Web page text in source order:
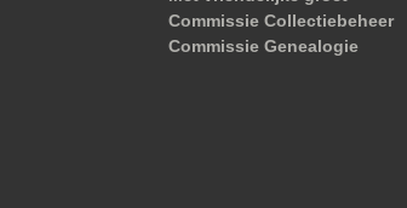
Commissie Collectiebeheer
Commissie Genealogie